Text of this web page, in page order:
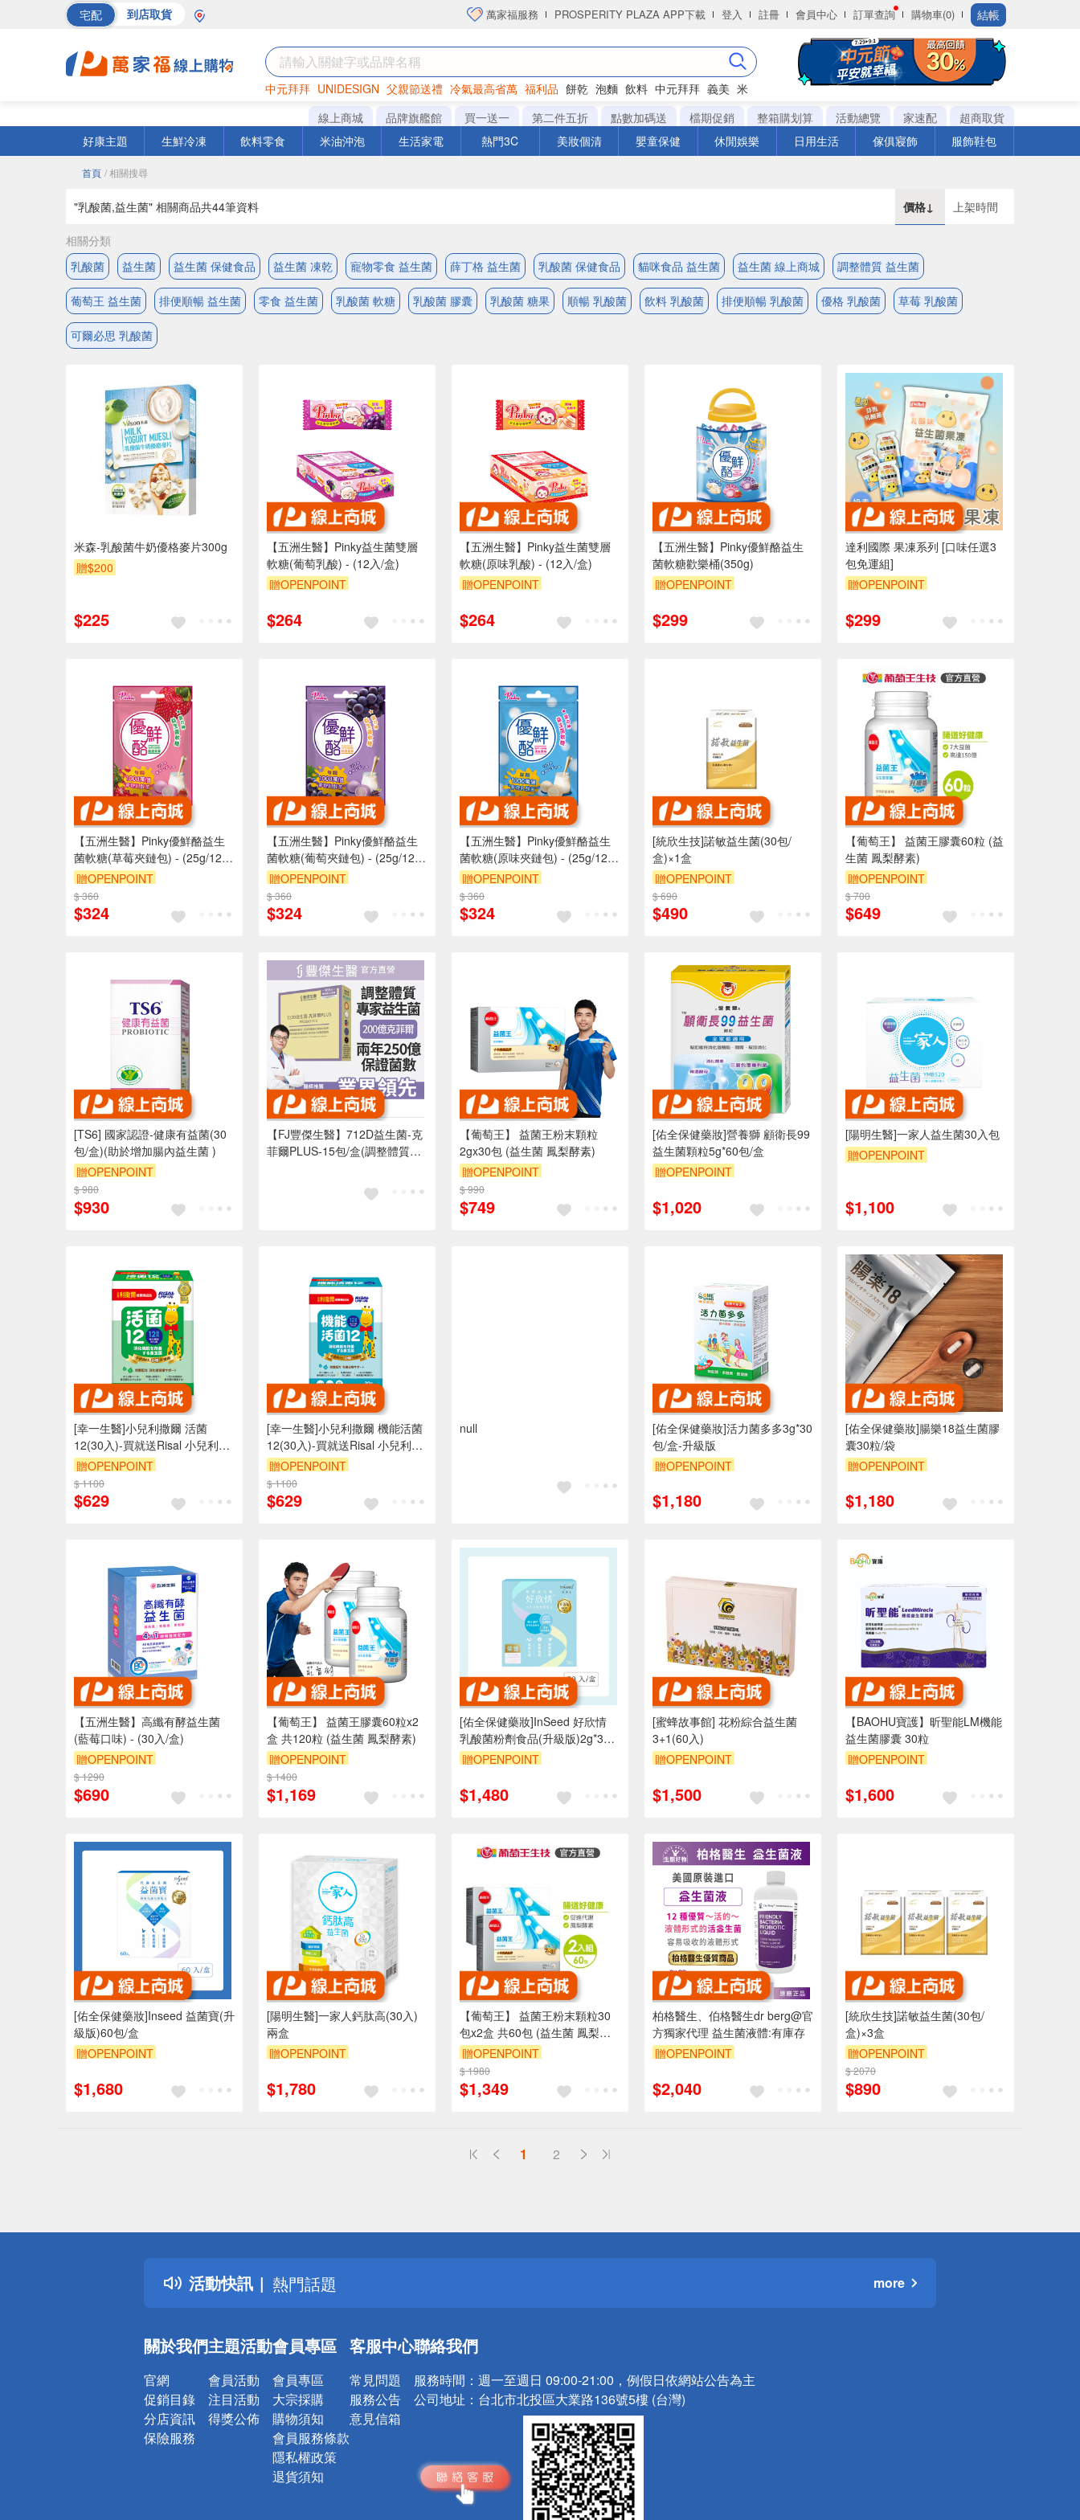
宅配 到店取貨 萬家福服務 PROSPERITY PLAZA APP下載 登入 註冊 會員中心 訂單查詢 購物車(0) 結帳
中元拜拜 UNIDESIGN 父親節送禮 冷氣最高省萬 福利品 餅乾 泡麵 飲料 中元拜拜 義美 米
罐頭 海苔 洋芋片
線上商城 品牌旗艦館 買一送一 第二件五折 點數加碼送 檔期促銷 整箱購划算 活動總覽 家速配
超商取貨
好康主題
生鮮冷凍 飲料零食 米油沖泡 生活家電 熱門3C 美妝個清 嬰童保健 休閒娛樂 日用生活 傢俱寢飾 服飾鞋包
首頁 / 相關搜尋
"乳酸菌,益生菌" 相關商品共44筆資料 價格↓ 上架時間
相關分類
乳酸菌
益生菌 益生菌 保健食品 益生菌 凍乾 寵物零食 益生菌 薛丁格 益生菌 乳酸菌 保健食品 貓咪食品 益生菌 益生菌 線上商城 調整體質 益生菌
葡萄王 益生菌 排便順暢 益生菌 零食 益生菌 乳酸菌 軟糖 乳酸菌 膠囊 乳酸菌 糖果 順暢 乳酸菌 飲料 乳酸菌 排便順暢 乳酸菌 優格 乳酸菌 草莓 乳酸菌
可爾必思 乳酸菌
米森-乳酸菌牛奶優格麥片300g
贈$200
$225
【五洲生醫】Pinky益生菌雙層
軟糖(葡萄乳酸) - (12入/盒)
贈OPENPOINT
$264
【五洲生醫】Pinky益生菌雙層
軟糖(原味乳酸) - (12入/盒)
贈OPENPOINT
$264
【五洲生醫】Pinky優鮮酪益生
菌軟糖歡樂桶(350g)
贈OPENPOINT
$299
達利國際 果凍系列 [口味任選3
包免運組]
贈OPENPOINT
$299
【五洲生醫】Pinky優鮮酪益生
菌軟糖(草莓夾鏈包) - (25g/12
入)
贈OPENPOINT
$ 360
$324
【五洲生醫】Pinky優鮮酪益生
菌軟糖(葡萄夾鏈包) - (25g/12
入)
贈OPENPOINT
$ 360
$324
【五洲生醫】Pinky優鮮酪益生
菌軟糖(原味夾鏈包) - (25g/12
入)
贈OPENPOINT
$ 360
$324
[統欣生技]諾敏益生菌(30包/
盒)×1盒
贈OPENPOINT
$ 690
$490
【葡萄王】 益菌王膠囊60粒 (益
生菌 鳳梨酵素)
贈OPENPOINT
訂單滿1999享95折
$ 700
$649
[TS6] 國家認證-健康有益菌(30
包/盒)(助於增加腸內益生菌 )
贈OPENPOINT
$ 980
$930
【FJ豐傑生醫】712D益生菌-克
菲爾PLUS-15包/盒(調整體質ｘ
【葡萄王】 益菌王粉末顆粒
2gx30包 (益生菌 鳳梨酵素)
贈OPENPOINT
訂單滿1999享95折
$ 990
$749
[佑全保健藥妝]營養獅 顧衛長99
益生菌顆粒5g*60包/盒
贈OPENPOINT
$1,020
[陽明生醫]一家人益生菌30入包
贈OPENPOINT
$1,100
[幸一生醫]小兒利撒爾 活菌
12(30入)-買就送Risal 小兒利撒
爾長頸鹿酒精瓶
贈OPENPOINT
$ 1100
$629
[幸一生醫]小兒利撒爾 機能活菌
12(30入)-買就送Risal 小兒利撒
爾長頸鹿酒精瓶
贈OPENPOINT
$ 1100
$629
null
[佑全保健藥妝]活力菌多多3g*30
包/盒-升級版
贈OPENPOINT
$1,180
[佑全保健藥妝]腸樂18益生菌膠
囊30粒/袋
贈OPENPOINT
$1,180
【五洲生醫】高纖有酵益生菌
(藍莓口味) - (30入/盒)
贈OPENPOINT
$ 1290
$690
【葡萄王】 益菌王膠囊60粒x2
盒 共120粒 (益生菌 鳳梨酵素)
贈OPENPOINT
訂單滿1999享95折
$ 1400
$1,169
[佑全保健藥妝]InSeed 好欣情
乳酸菌粉劑食品(升級版)2g*30
包/盒
贈OPENPOINT
$1,480
[蜜蜂故事館] 花粉綜合益生菌
3+1(60入)
贈OPENPOINT
$1,500
【BAOHU寶護】昕聖能LM機能
益生菌膠囊 30粒
贈OPENPOINT
$1,600
[佑全保健藥妝]Inseed 益菌寶(升
級版)60包/盒
贈OPENPOINT
$1,680
[陽明生醫]一家人鈣肽高(30入)
兩盒
贈OPENPOINT
$1,780
【葡萄王】 益菌王粉末顆粒30
包x2盒 共60包 (益生菌 鳳梨酵
素)
贈OPENPOINT
訂單滿1999享95折
$ 1980
$1,349
柏格醫生、伯格醫生dr berg@官
方獨家代理 益生菌液體:有庫存
贈OPENPOINT
（運費不算在 2000 元的範圍
$2,040
[統欣生技]諾敏益生菌(30包/
盒)×3盒
贈OPENPOINT
$ 2070
$890
1 2
活動快訊
詐騙網頁！請小心！
得獎公告
熱門話題
銀行優惠
詐騙網頁！請小心！
more
關於我們
官網
促銷目錄
分店資訊
保險服務
主題活動
會員活動
注目活動
得獎公佈
會員專區
會員專區
大宗採購
購物須知
會員服務條款
隱私權政策
退貨須知
客服中心
常見問題
服務公告
意見信箱
聯絡我們
服務時間： 週一至週日 09:00-21:00，例假日依網站公告為主
公司地址： 台北市北投區大業路136號5樓 (台灣)